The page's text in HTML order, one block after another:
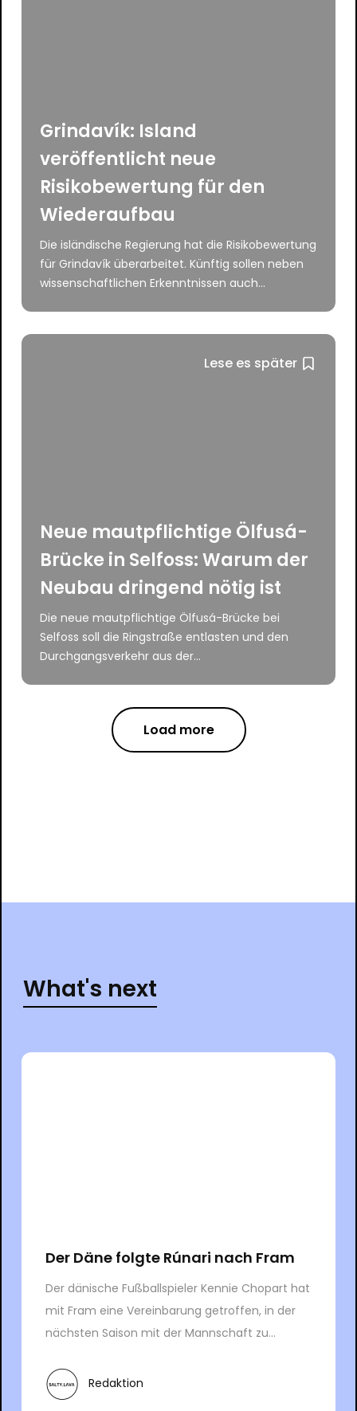
Grindavík: Island
veröffentlicht neue
Risikobewertung für den
Wiederaufbau
Die isländische Regierung hat die Risikobewertung
für Grindavík überarbeitet. Künftig sollen neben
wissenschaftlichen Erkenntnissen auch...
Lese es später
Neue mautpflichtige Ölfusá-
Brücke in Selfoss: Warum der
Neubau dringend nötig ist
Die neue mautpflichtige Ölfusá-Brücke bei
Selfoss soll die Ringstraße entlasten und den
Durchgangsverkehr aus der...
Load more
What's next
Der Däne folgte Rúnari nach Fram
Der dänische Fußballspieler Kennie Chopart hat
mit Fram eine Vereinbarung getroffen, in der
nächsten Saison mit der Mannschaft zu...
Redaktion